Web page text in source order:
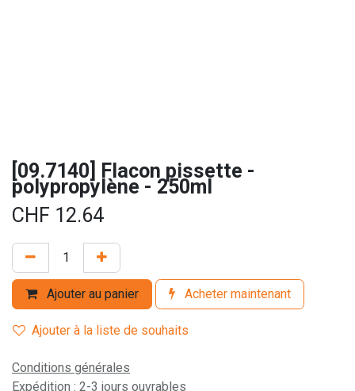
[09.7140] Flacon pissette -
polypropylène - 250ml
CHF 12.64
Ajouter au panier Acheter maintenant
Ajouter à la liste de souhaits
Conditions générales
Expédition : 2-3 jours ouvrables